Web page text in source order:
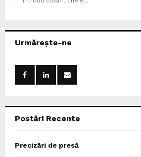
h
Urmărește-ne
Postări Recente
Precizări de presă